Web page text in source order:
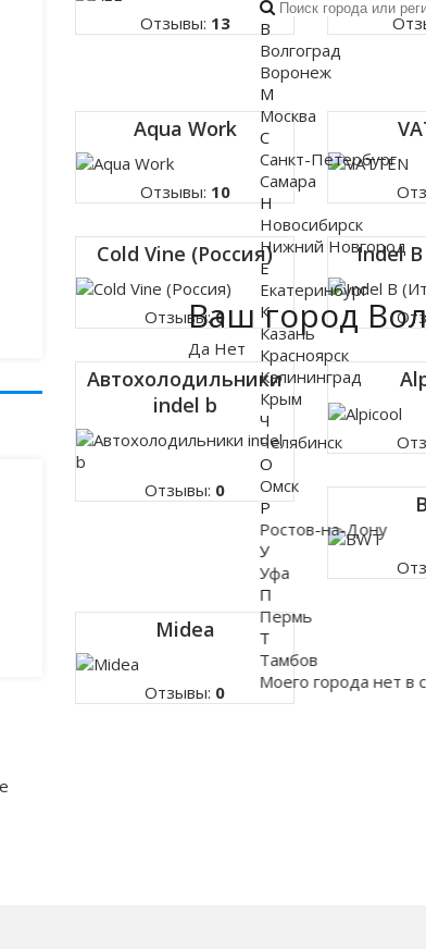
Отзывы: 13
Aqua Work
Отзывы: 10
Cold Vine (Россия)
Отзывы:0
Indel
Автохолодильники
indel b
Отзывы: 0
Midea
Отзывы: 0
Ваш город
Да Нет
В
Волгоград
Воронеж
М
Москва
С
Санкт-Петербург
Самара
Н
Новосибирск
Нижний Новгород
Е
Екатеринбург
К
Казань
Красноярск
Калининград
Крым
Ч
Челябинск
О
Омск
Р
Ростов-на-Дону
У
Уфа
П
Пермь
Т
Тамбов
Моего города нет в